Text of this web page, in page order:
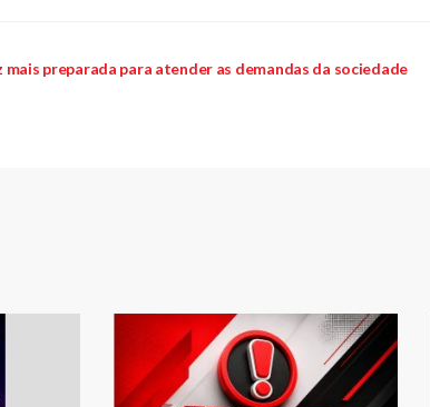
mais preparada para atender as demandas da sociedade